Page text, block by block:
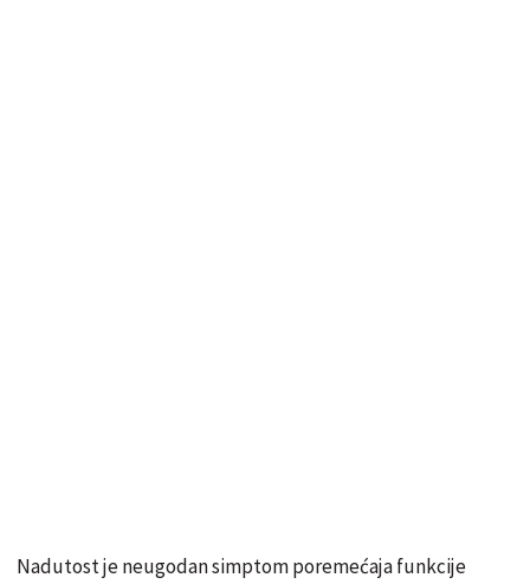
Nadutost je neugodan simptom poremećaja funkcije